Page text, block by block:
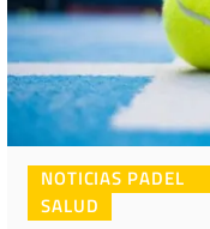
NOTICIAS PADEL
SALUD